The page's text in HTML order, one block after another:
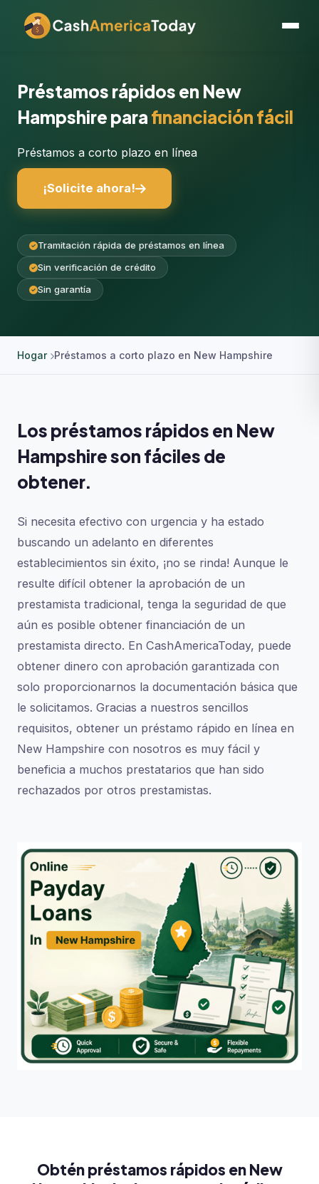
Préstamos rápidos en New
Hampshire para financiación fácil
Préstamos a corto plazo en línea
¡Solicite ahora!
Tramitación rápida de préstamos en línea
Sin verificación de crédito
Sin garantía
Hogar Préstamos a corto plazo en New Hampshire
Los préstamos rápidos en New
Hampshire son fáciles de
obtener.
Si necesita efectivo con urgencia y ha estado
buscando un adelanto en diferentes
establecimientos sin éxito, ¡no se rinda! Aunque le
resulte difícil obtener la aprobación de un
prestamista tradicional, tenga la seguridad de que
aún es posible obtener financiación de un
prestamista directo. En CashAmericaToday, puede
obtener dinero con aprobación garantizada con
solo proporcionarnos la documentación básica que
le solicitamos. Gracias a nuestros sencillos
requisitos, obtener un préstamo rápido en línea en
New Hampshire con nosotros es muy fácil y
beneficia a muchos prestatarios que han sido
rechazados por otros prestamistas.
Obtén préstamos rápidos en New